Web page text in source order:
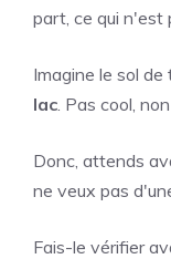
part, ce qui n'est
Imagine le sol
lac . Pas cool,
Donc, attends
ne veux pas
Fais-le vérifier